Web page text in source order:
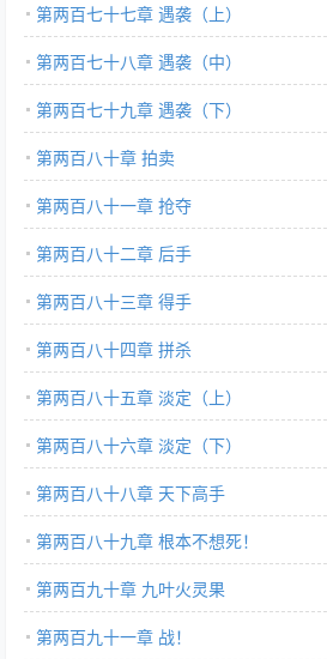
第两百七十七章 遇袭（上）
第两百七十八章 遇袭（中）
第两百七十九章 遇袭（下）
第两百八十章 拍卖
第两百八十一章 抢夺
第两百八十二章 后手
第两百八十三章 得手
第两百八十四章 拼杀
第两百八十五章 淡定（上）
第两百八十六章 淡定（下）
第两百八十八章 天下高手
第两百八十九章 根本不想死！
第两百九十章 九叶火灵果
第两百九十一章 战！